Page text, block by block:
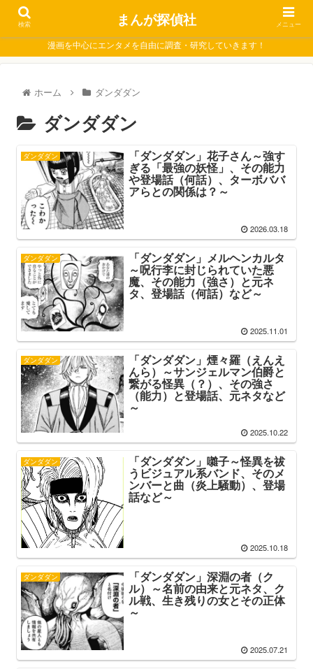
漫画を中心にエンタメを自由に調査・研究していきます！
ホーム ダンダダン
ダンダダン
ダンダダン 「ダンダダン」花子さん～強す
ぎる「最強の妖怪」、その能力
や登場話（何話）、ターボババ
アらとの関係は？～
2026.03.18
ダンダダン 「ダンダダン」メルヘンカルタ
～呪行李に封じられていた悪
魔、その能力（強さ）と元ネ
タ、登場話（何話）など～
2025.11.01
ダンダダン 「ダンダダン」煙々羅（えんえ
んら）～サンジェルマン伯爵と
繋がる怪異（？）、その強さ
（能力）と登場話、元ネタなど
～
2025.10.22
ダンダダン 「ダンダダン」囃子～怪異を祓
うビジュアル系バンド、そのメ
ンバーと曲（炎上騒動）、登場
話など～
2025.10.18
ダンダダン 「ダンダダン」深淵の者（ク
ル）～名前の由来と元ネタ、ク
ル戦、生き残りの女とその正体
～
2025.07.21
検索 まんが探偵社 メニュー